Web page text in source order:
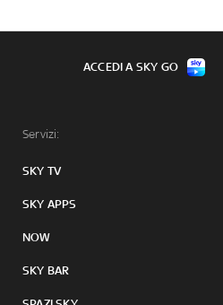
Servizi:
SKY TV
SKY APPS
NOW
SKY BAR
ACCEDI A SKY GO